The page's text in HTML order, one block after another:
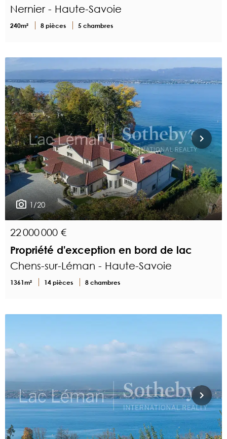
Nernier - Haute-Savoie
240m² 8 pièces 5 chambres
1/20
22 000 000 €
Propriété d'exception en bord de lac
Chens-sur-Léman - Haute-Savoie
1361m² 14 pièces 8 chambres